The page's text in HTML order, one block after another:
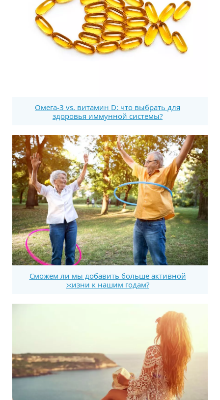
Омега-3 vs. витамин D: что выбрать для
здоровья иммунной системы?
Сможем ли мы добавить больше активной
жизни к нашим годам?